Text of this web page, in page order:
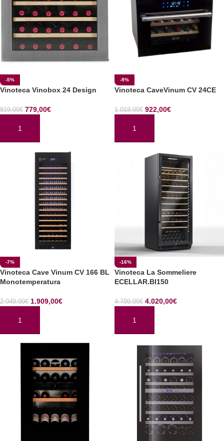
-5%
Vinoteca Vinobox 24 Design
819,00€ 779,00€
AÑADIR AL CARRITO
-9%
Vinoteca CaveVinum CV 24CE
1.018,00€ 922,00€
AÑADIR AL CARRITO
-7%
Vinoteca Cave Vinum CV 166 BL
Monotemperatura
2.049,00€ 1.909,00€
AÑADIR AL CARRITO
-16%
Vinoteca La Sommeliere
ECELLAR.BI150
4.799,00€ 4.020,00€
AÑADIR AL CARRITO